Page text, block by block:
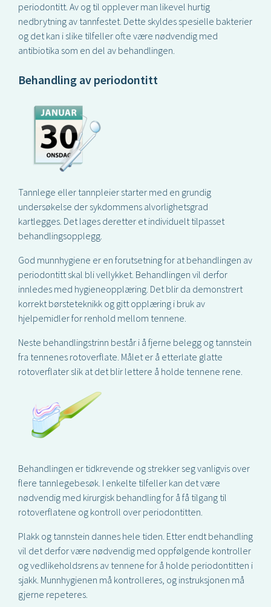
periodontitt. Av og til opplever man likevel hurtig
nedbrytning av tannfestet. Dette skyldes spesielle bakterier
og det kan i slike tilfeller ofte være nødvendig med
antibiotika som en del av behandlingen.
Behandling av periodontitt
Tannlege eller tannpleier starter med en grundig
undersøkelse der sykdommens alvorlighetsgrad
kartlegges. Det lages deretter et individuelt tilpasset
behandlingsopplegg.
God munnhygiene er en forutsetning for at behandlingen av
periodontitt skal bli vellykket. Behandlingen vil derfor
innledes med hygieneopplæring. Det blir da demonstrert
korrekt børsteteknikk og gitt opplæring i bruk av
hjelpemidler for renhold mellom tennene.
Neste behandlingstrinn består i å fjerne belegg og tannstein
fra tennenes rotoverflate. Målet er å etterlate glatte
rotoverflater slik at det blir lettere å holde tennene rene.
Behandlingen er tidkrevende og strekker seg vanligvis over
flere tannlegebesøk. I enkelte tilfeller kan det være
nødvendig med kirurgisk behandling for å få tilgang til
rotoverflatene og kontroll over periodontitten.
Plakk og tannstein dannes hele tiden. Etter endt behandling
vil det derfor være nødvendig med oppfølgende kontroller
og vedlikeholdsrens av tennene for å holde periodontitten i
sjakk. Munnhygienen må kontrolleres, og instruksjonen må
gjerne repeteres.